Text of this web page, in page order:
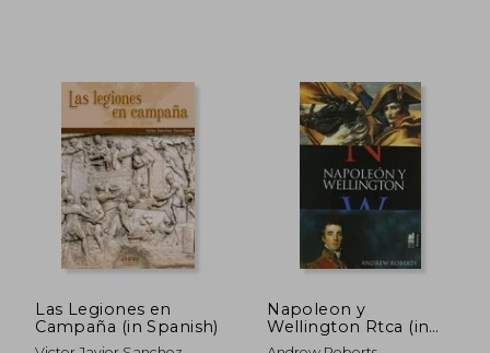
36,24 €
Las Legiones en
Campaña (in Spanish)
Napoleon y
Wellington Rtca (in
Spanish)